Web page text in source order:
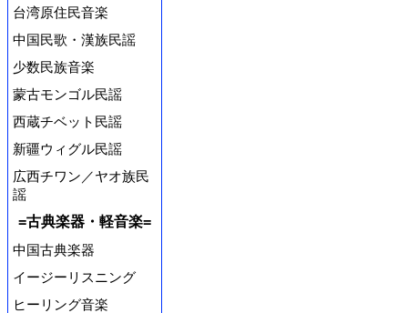
台湾原住民音楽
中国民歌・漢族民謡
少数民族音楽
蒙古モンゴル民謡
西蔵チベット民謡
新疆ウィグル民謡
広西チワン／ヤオ族民
謡
=古典楽器・軽音楽=
中国古典楽器
イージーリスニング
ヒーリング音楽